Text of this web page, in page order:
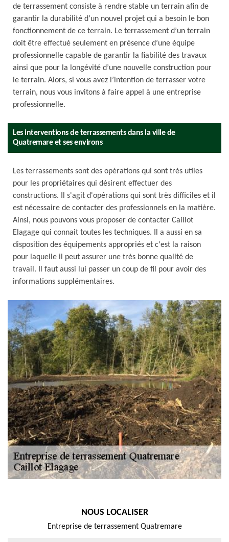
de terrassement consiste à rendre stable un terrain afin de
garantir la durabilité d’un nouvel projet qui a besoin le bon
fonctionnement de ce terrain. Le terrassement d’un terrain
doit être effectué seulement en présence d’une équipe
professionnelle capable de garantir la fiabilité des travaux
ainsi que pour la longévité d’une nouvelle construction pour
le terrain. Alors, si vous avez l’intention de terrasser votre
terrain, nous vous invitons à faire appel à une entreprise
professionnelle.
Les interventions de terrassements dans la ville de
Quatremare et ses environs
Les terrassements sont des opérations qui sont très utiles
pour les propriétaires qui désirent effectuer des
constructions. Il s'agit d'opérations qui sont très difficiles et il
est nécessaire de contacter des professionnels en la matière.
Ainsi, nous pouvons vous proposer de contacter Caillot
Elagage qui connait toutes les techniques. Il a aussi en sa
disposition des équipements appropriés et c'est la raison
pour laquelle il peut assurer une très bonne qualité de
travail. Il faut aussi lui passer un coup de fil pour avoir des
informations supplémentaires.
NOUS LOCALISER
Entreprise de terrassement Quatremare